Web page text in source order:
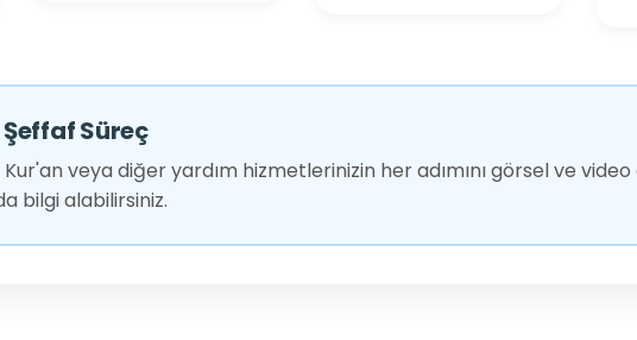
Süreç
veya diğer yardım hizmetlerinizin her adımını görsel ve
bilgi alabilirsiniz.